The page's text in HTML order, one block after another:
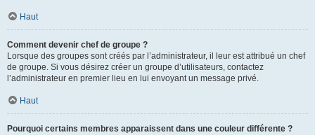
Haut
Comment devenir chef de groupe ?
Lorsque des groupes sont créés par l’administrateur, il leur est attribué un chef
de groupe. Si vous désirez créer un groupe d’utilisateurs, contactez
l’administrateur en premier lieu en lui envoyant un message privé.
Haut
Pourquoi certains membres apparaissent dans une couleur différente ?